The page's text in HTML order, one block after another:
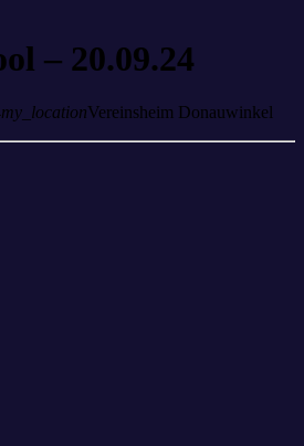
– 20.09.24
my_locationVereinsheim Donauwinkel